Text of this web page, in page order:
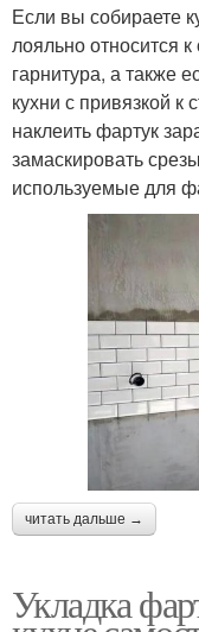
Если вы собираете
лояльно относится
гарнитура, а также
кухни с привязкой
наклеить фартук
замаскировать
используемые для
читать дальше →
Укладка